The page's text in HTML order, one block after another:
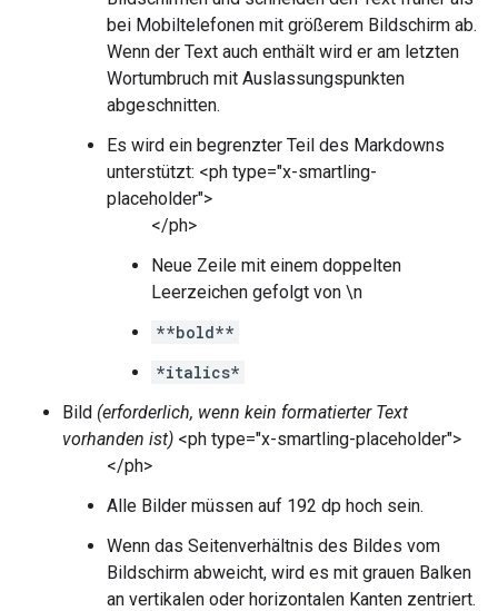
bei Mobiltelefonen mit größerem Bildschirm ab.
Wenn der Text auch enthält wird er am letzten
Wortumbruch mit Auslassungspunkten
abgeschnitten.
Es wird ein begrenzter Teil des Markdowns
unterstützt: <ph type="x-smartling-
placeholder">
</ph>
Neue Zeile mit einem doppelten
Leerzeichen gefolgt von \n
**bold**
*italics*
Bild (erforderlich, wenn kein formatierter Text
vorhanden ist) <ph type="x-smartling-placeholder">
</ph>
Alle Bilder müssen auf 192 dp hoch sein.
Wenn das Seitenverhältnis des Bildes vom
Bildschirm abweicht, wird es mit grauen Balken
an vertikalen oder horizontalen Kanten zentriert.